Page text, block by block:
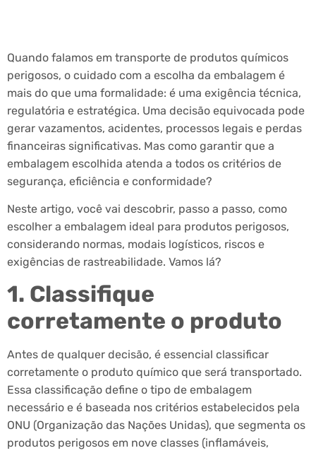
Quando falamos em transporte de produtos químicos
perigosos, o cuidado com a escolha da embalagem é
mais do que uma formalidade: é uma exigência técnica,
regulatória e estratégica. Uma decisão equivocada pode
gerar vazamentos, acidentes, processos legais e perdas
financeiras significativas. Mas como garantir que a
embalagem escolhida atenda a todos os critérios de
segurança, eficiência e conformidade?
Neste artigo, você vai descobrir, passo a passo, como
escolher a embalagem ideal para produtos perigosos,
considerando normas, modais logísticos, riscos e
exigências de rastreabilidade. Vamos lá?
1. Classifique
corretamente o produto
Antes de qualquer decisão, é essencial classificar
corretamente o produto químico que será transportado.
Essa classificação define o tipo de embalagem
necessário e é baseada nos critérios estabelecidos pela
ONU (Organização das Nações Unidas), que segmenta os
produtos perigosos em nove classes (inflamáveis,